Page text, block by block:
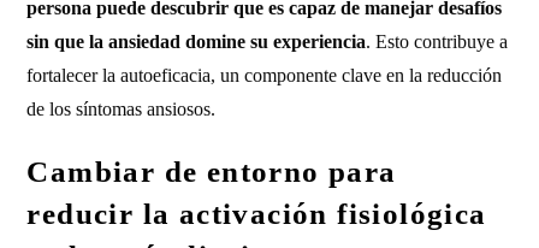
persona puede descubrir que es capaz de manejar desafíos
sin que la ansiedad domine su experiencia. Esto contribuye a
fortalecer la autoeficacia, un componente clave en la reducción
de los síntomas ansiosos.
Cambiar de entorno para
reducir la activación fisiológica